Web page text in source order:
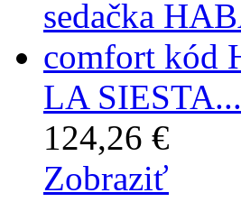
LA SIESTA...
124,26 €
Zobraziť